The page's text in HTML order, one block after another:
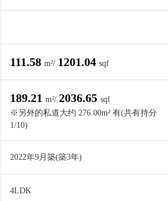
111.58 m²/ 1201.04 sqf
189.21 m²/ 2036.65 sqf
※另外的私道大约 276.00m² 有(共有持分
1/10)
2022年9月築(築3年)
4LDK